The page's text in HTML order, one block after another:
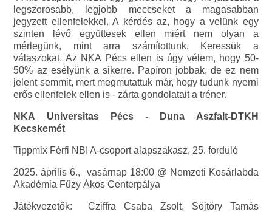
legszorosabb, legjobb meccseket a magasabban
jegyzett ellenfelekkel. A kérdés az, hogy a velünk egy
szinten lévő együttesek ellen miért nem olyan a
mérlegünk, mint arra számítottunk. Keressük a
válaszokat. Az NKA Pécs ellen is úgy vélem, hogy 50-
50% az esélyünk a sikerre. Papíron jobbak, de ez nem
jelent semmit, mert megmutattuk már, hogy tudunk nyerni
erős ellenfelek ellen is - zárta gondolatait a tréner.
NKA Universitas Pécs - Duna Aszfalt-DTKH
Kecskemét
Tippmix Férfi NBI A-csoport alapszakasz, 25. forduló
2025. április 6., vasárnap 18:00 @ Nemzeti Kosárlabda
Akadémia Fűzy Ákos Centerpálya
Játékvezetők: Cziffra Csaba Zsolt, Söjtöry Tamás